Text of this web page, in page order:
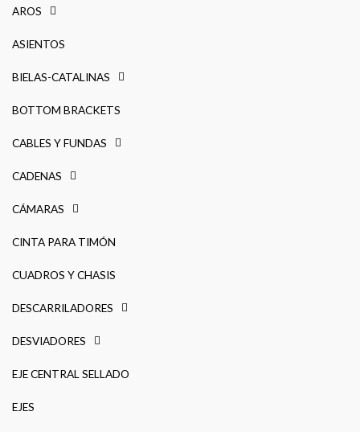
AROS
ASIENTOS
BIELAS-CATALINAS
BOTTOM BRACKETS
CABLES Y FUNDAS
CADENAS
CÁMARAS
CINTA PARA TIMÓN
CUADROS Y CHASIS
DESCARRILADORES
DESVIADORES
EJE CENTRAL SELLADO
EJES